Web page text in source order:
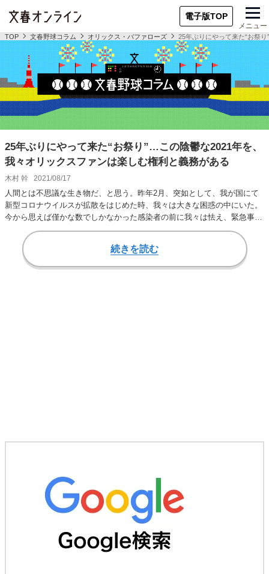
電子版TOP
メニュー
TOP 文春野球コラム オリックス・バファローズ 25年ぶりにやって来た“お祭
25年ぶりにやって来た“お祭り”…この陰鬱な2021年を、
我々オリックスファンは楽しむ権利と義務がある
木村 幹 2021/08/17
人間とは不思議な生き物だ、と思う。昨年2月、突如として、我が国にて
新型コロナウイルスが拡散をはじめた時、我々は大きな困惑の中にいた。
今から思えば僅かな数でしかなかった感染者の前に我々は怯え、緊急事態
が宣言される中、…
続きを読む